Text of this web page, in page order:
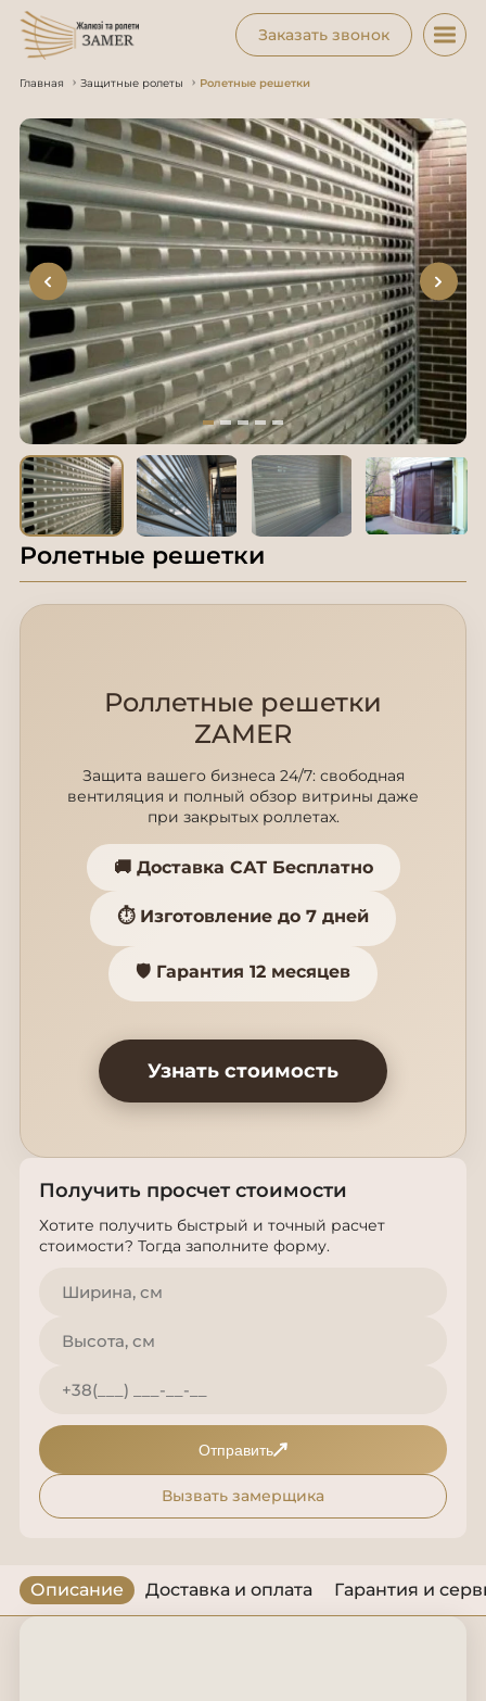
Заказать звонок
Главная Защитные ролеты Ролетные решетки
Ролетные решетки
Роллетные решетки
ZAMER
Защита вашего бизнеса 24/7: свободная
вентиляция и полный обзор витрины даже
при закрытых роллетах.
🚚 Доставка САТ Бесплатно
⏱️ Изготовление до 7 дней
🛡️ Гарантия 12 месяцев
Узнать стоимость
Получить просчет стоимости
Хотите получить быстрый и точный расчет
стоимости? Тогда заполните форму.
Вызвать замерщика
Отправить
Описание Доставка и оплата Гарантия и